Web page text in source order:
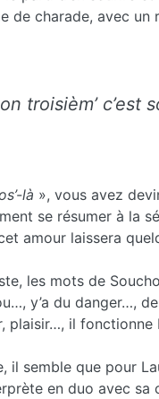
de charade, avec
troisièm’
là », vous avez
se résumer à la
amour laissera
les mots de
y’a du danger…,
plaisir…, il
il semble que pour
en duo avec sa